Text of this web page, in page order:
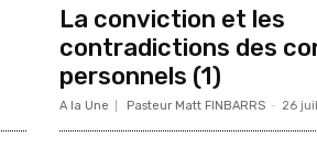
La conviction et les
contradictions des
personnels (1)
A la Une Pasteur Matt FINBARRS - 26